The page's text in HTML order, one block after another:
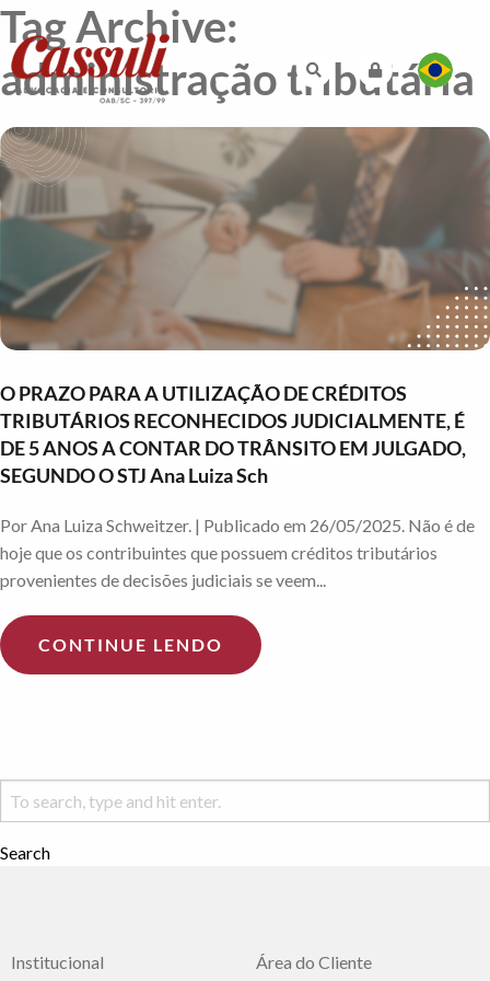
Tag Archive:
administração tributária
O PRAZO PARA A UTILIZAÇÃO DE CRÉDITOS
TRIBUTÁRIOS RECONHECIDOS JUDICIALMENTE, É
DE 5 ANOS A CONTAR DO TRÂNSITO EM JULGADO,
SEGUNDO O STJ Ana Luiza Sch
Por Ana Luiza Schweitzer. | Publicado em 26/05/2025. Não é de
hoje que os contribuintes que possuem créditos tributários
provenientes de decisões judiciais se veem...
CONTINUE LENDO
Search
Institucional Área do Cliente